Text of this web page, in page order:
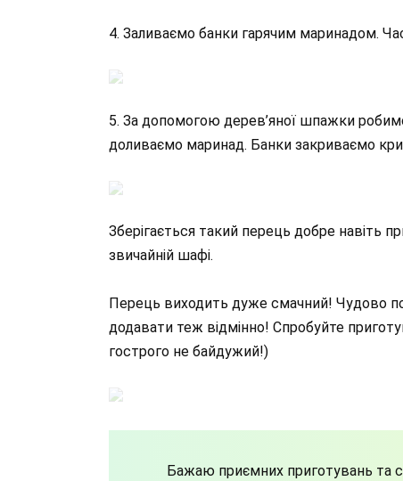
4. Заливаємо банки гарячим маринадом.
5. За допомогою дерев’яної шпажки
доливаємо маринад. Банки закриваємо
Зберігається такий перець добре навіть
звичайній шафі.
Перець виходить дуже смачний! Чудово
додавати теж відмінно! Спробуйте
гострого не байдужий!)
Бажаю приємних приготувань та